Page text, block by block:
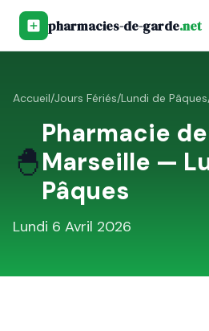
pharmacies-de-garde.net
Accueil/Jours Fériés/Lundi de Pâques
🐣
Pharmacie
Marseille —
Pâques
Lundi 6 Avril 2026